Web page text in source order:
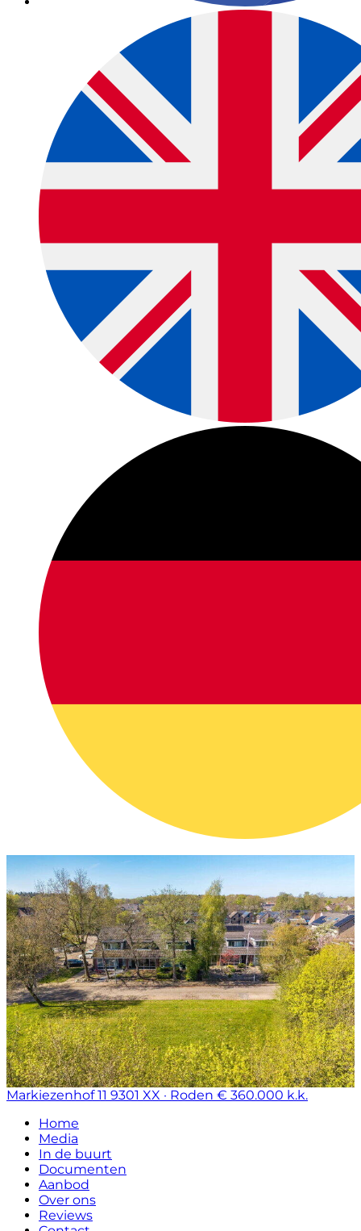
Markiezenhof 11 9301 XX · Roden € 360.000 k.k.
Home
Media
In de buurt
Documenten
Aanbod
Over ons
Reviews